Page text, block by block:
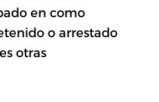
en como
o arrestado
otras